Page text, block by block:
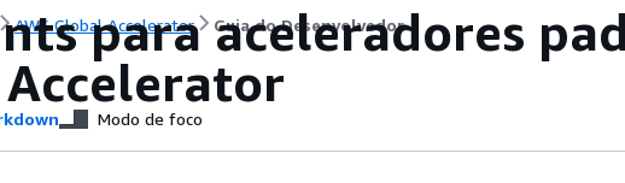
AWS Global Accelerator Guia do Desenvolvedor
para aceleradores
Modo de foco